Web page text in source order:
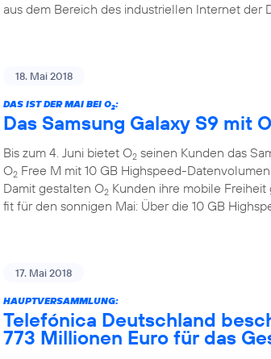
aus dem Bereich des industriellen Internet der
18. Mai 2018
DAS IST DER MAI BEI O2:
Das Samsung Galaxy S9 mit O
Bis zum 4. Juni bietet O2 seinen Kunden das
O2 Free M mit 10 GB Highspeed-
Damit gestalten O2 Kunden ihre mobile
fit für den sonnigen Mai: Über die 10 GB
17. Mai 2018
HAUPTVERSAMMLUNG:
Telefónica Deutschland
773 Millionen Euro für das